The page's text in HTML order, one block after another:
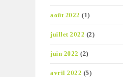
août 2022 (1)
juillet 2022 (2)
juin 2022 (2)
avril 2022 (5)